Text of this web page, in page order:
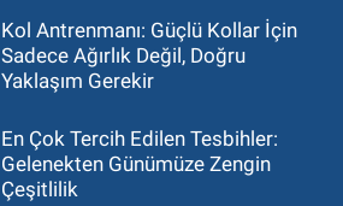
Kol Antrenmanı: Güçlü Kollar İçin
Sadece Ağırlık Değil, Doğru
Yaklaşım Gerekir
En Çok Tercih Edilen Tesbihler:
Gelenekten Günümüze Zengin
Çeşitlilik